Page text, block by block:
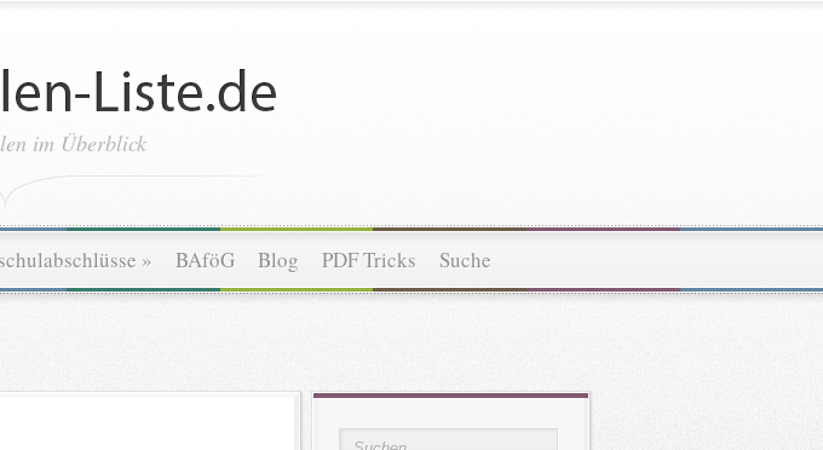
im Überblick
» BAföG Blog PDF Tricks Suche